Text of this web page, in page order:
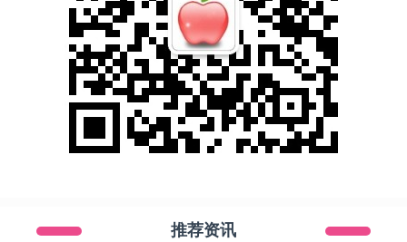
推荐资讯